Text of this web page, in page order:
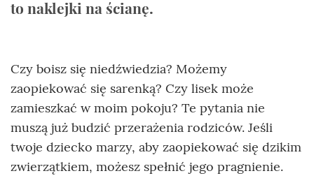
to naklejki na ścianę.
Czy boisz się niedźwiedzia? Możemy
zaopiekować się sarenką? Czy lisek może
zamieszkać w moim pokoju? Te pytania nie
muszą już budzić przerażenia rodziców. Jeśli
twoje dziecko marzy, aby zaopiekować się dzikim
zwierzątkiem, możesz spełnić jego pragnienie.